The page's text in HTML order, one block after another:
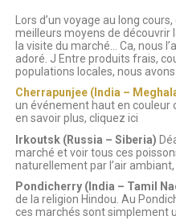
Lors d’un voyage au long
meilleurs moyens de découvrir
la visite du marché… Ca, nous
adoré. J Entre produits frais,
populations locales, nous
Cherrapunjee (India –
un événement haut en couleur
en savoir plus, cliquez ici
Irkoutsk (Russia – Siberia)
marché et voir tous ces
naturellement par l’air ambiant,
Pondicherry (India – Tamil
de la religion Hindou. Au
ces marchés sont simplement